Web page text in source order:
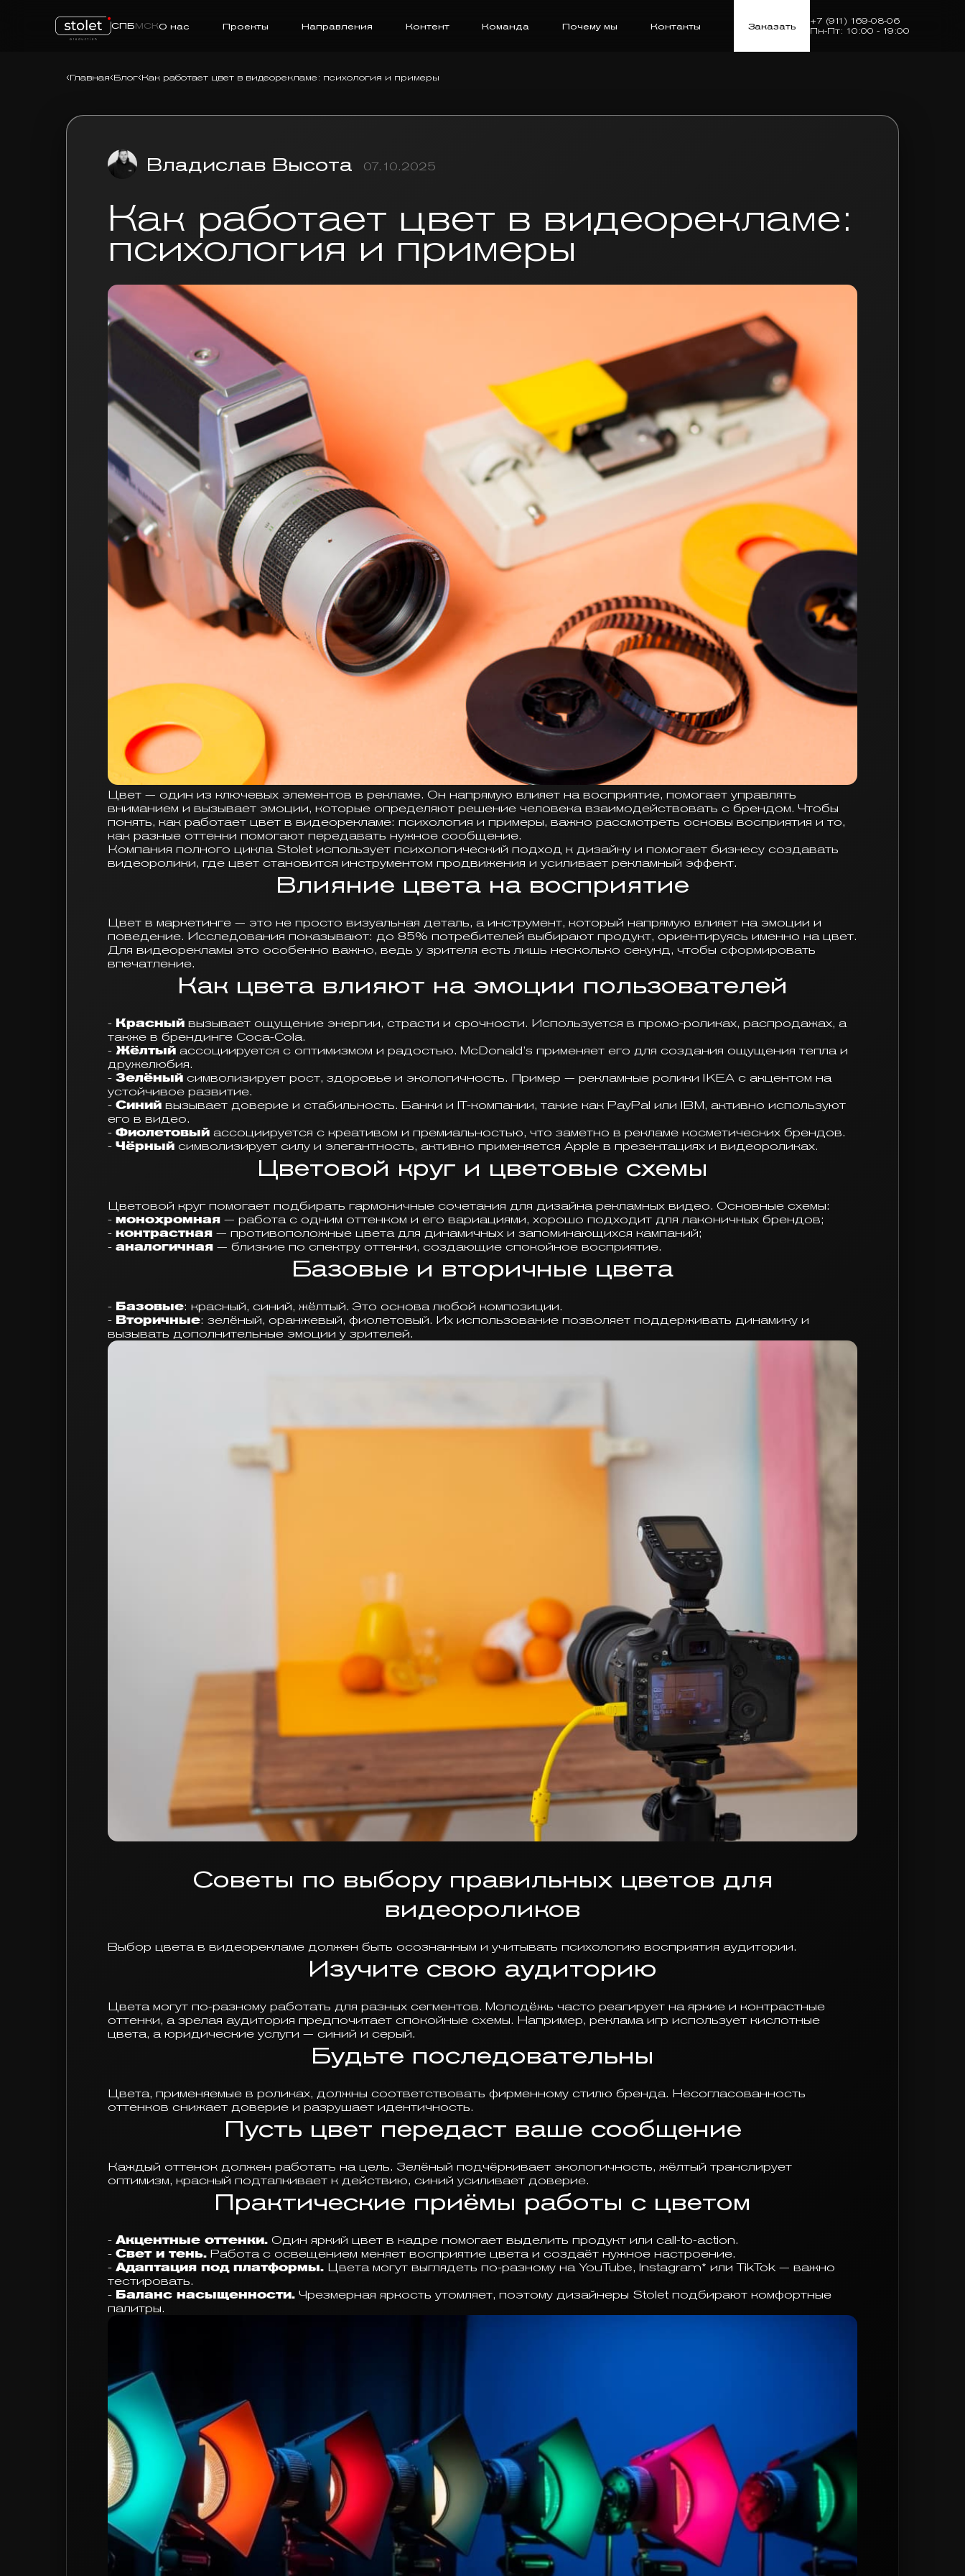
СПБМСКО нас Проекты Направления Контент Команда Почему мы Контакты Заказать
+7 (911) 169-08-06
Пн-Пт: 10:00 - 19:00
Главная Блог Как работает цвет в видеорекламе: психология и примеры
Владислав Высота 07.10.2025
Как работает цвет в видеорекламе:
психология и примеры
Цвет — один из ключевых элементов в рекламе. Он напрямую влияет на восприятие, помогает управлять
вниманием и вызывает эмоции, которые определяют решение человека взаимодействовать с брендом. Чтобы
понять, как работает цвет в видеорекламе: психология и примеры, важно рассмотреть основы восприятия и то,
как разные оттенки помогают передавать нужное сообщение.
Компания полного цикла Stolet использует психологический подход к дизайну и помогает бизнесу создавать
видеоролики, где цвет становится инструментом продвижения и усиливает рекламный эффект.
Влияние цвета на восприятие
Цвет в маркетинге — это не просто визуальная деталь, а инструмент, который напрямую влияет на эмоции и
поведение. Исследования показывают: до 85% потребителей выбирают продукт, ориентируясь именно на цвет.
Для видеорекламы это особенно важно, ведь у зрителя есть лишь несколько секунд, чтобы сформировать
впечатление.
Как цвета влияют на эмоции пользователей
- Красный вызывает ощущение энергии, страсти и срочности. Используется в промо-роликах, распродажах, а
также в брендинге Coca-Cola.
- Жёлтый ассоциируется с оптимизмом и радостью. McDonald’s применяет его для создания ощущения тепла и
дружелюбия.
- Зелёный символизирует рост, здоровье и экологичность. Пример — рекламные ролики IKEA с акцентом на
устойчивое развитие.
- Синий вызывает доверие и стабильность. Банки и IT-компании, такие как PayPal или IBM, активно используют
его в видео.
- Фиолетовый ассоциируется с креативом и премиальностью, что заметно в рекламе косметических брендов.
- Чёрный символизирует силу и элегантность, активно применяется Apple в презентациях и видеороликах.
Цветовой круг и цветовые схемы
Цветовой круг помогает подбирать гармоничные сочетания для дизайна рекламных видео. Основные схемы:
- монохромная — работа с одним оттенком и его вариациями, хорошо подходит для лаконичных брендов;
- контрастная — противоположные цвета для динамичных и запоминающихся кампаний;
- аналогичная — близкие по спектру оттенки, создающие спокойное восприятие.
Базовые и вторичные цвета
- Базовые: красный, синий, жёлтый. Это основа любой композиции.
- Вторичные: зелёный, оранжевый, фиолетовый. Их использование позволяет поддерживать динамику и
вызывать дополнительные эмоции у зрителей.
Советы по выбору правильных цветов для
видеороликов
Выбор цвета в видеорекламе должен быть осознанным и учитывать психологию восприятия аудитории.
Изучите свою аудиторию
Цвета могут по-разному работать для разных сегментов. Молодёжь часто реагирует на яркие и контрастные
оттенки, а зрелая аудитория предпочитает спокойные схемы. Например, реклама игр использует кислотные
цвета, а юридические услуги — синий и серый.
Будьте последовательны
Цвета, применяемые в роликах, должны соответствовать фирменному стилю бренда. Несогласованность
оттенков снижает доверие и разрушает идентичность.
Пусть цвет передаст ваше сообщение
Каждый оттенок должен работать на цель. Зелёный подчёркивает экологичность, жёлтый транслирует
оптимизм, красный подталкивает к действию, синий усиливает доверие.
Практические приёмы работы с цветом
- Акцентные оттенки. Один яркий цвет в кадре помогает выделить продукт или call-to-action.
- Свет и тень. Работа с освещением меняет восприятие цвета и создаёт нужное настроение.
- Адаптация под платформы. Цвета могут выглядеть по-разному на YouTube, Instagram* или TikTok — важно
тестировать.
- Баланс насыщенности. Чрезмерная яркость утомляет, поэтому дизайнеры Stolet подбирают комфортные
палитры.